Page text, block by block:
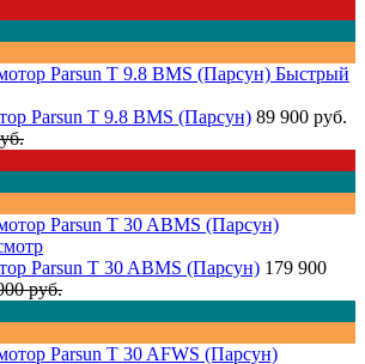
Быстрый
Parsun T 9.8 BMS (Парсун) 89 900 руб.
Parsun T 30 ABMS (Парсун) 179 900
руб.